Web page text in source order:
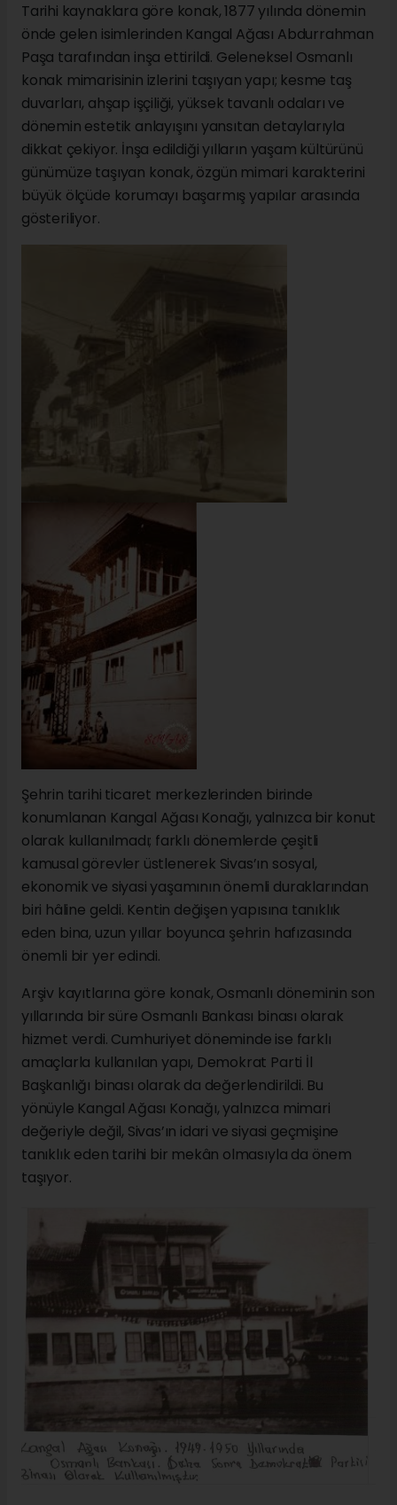
Tarihi kaynaklara göre konak, 1877 yılında dönemin
önde gelen isimlerinden Kangal Ağası Abdurrahman
Paşa tarafından inşa ettirildi. Geleneksel Osmanlı
konak mimarisinin izlerini taşıyan yapı; kesme taş
duvarları, ahşap işçiliği, yüksek tavanlı odaları ve
dönemin estetik anlayışını yansıtan detaylarıyla
dikkat çekiyor. İnşa edildiği yılların yaşam kültürünü
günümüze taşıyan konak, özgün mimari karakterini
büyük ölçüde korumayı başarmış yapılar arasında
gösteriliyor.
Şehrin tarihi ticaret merkezlerinden birinde
konumlanan Kangal Ağası Konağı, yalnızca bir konut
olarak kullanılmadı; farklı dönemlerde çeşitli
kamusal görevler üstlenerek Sivas’ın sosyal,
ekonomik ve siyasi yaşamının önemli duraklarından
biri hâline geldi. Kentin değişen yapısına tanıklık
eden bina, uzun yıllar boyunca şehrin hafızasında
önemli bir yer edindi.
Arşiv kayıtlarına göre konak, Osmanlı döneminin son
yıllarında bir süre Osmanlı Bankası binası olarak
hizmet verdi. Cumhuriyet döneminde ise farklı
amaçlarla kullanılan yapı, Demokrat Parti İl
Başkanlığı binası olarak da değerlendirildi. Bu
yönüyle Kangal Ağası Konağı, yalnızca mimari
değeriyle değil, Sivas’ın idari ve siyasi geçmişine
tanıklık eden tarihi bir mekân olmasıyla da önem
taşıyor.